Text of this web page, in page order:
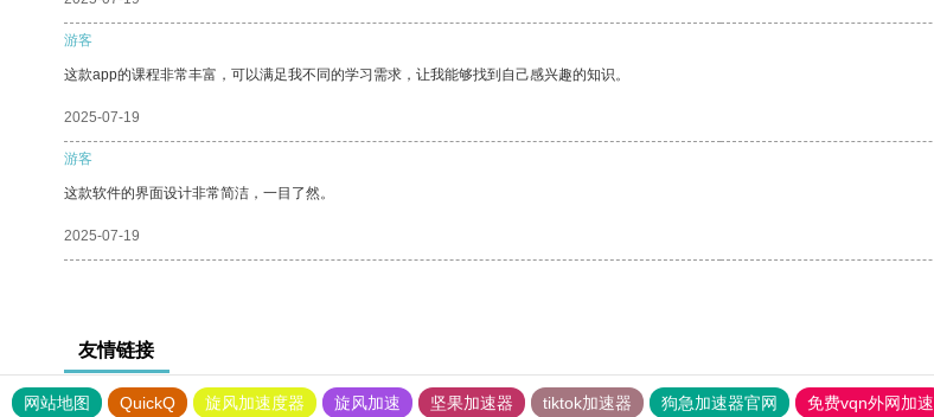
游客
这款app的课程非常丰富，可以满足我不同的学习需求，让我能够找到自己感兴趣的知识。
2025-07-19
游客
这款软件的界面设计非常简洁，一目了然。
2025-07-19
友情链接
网站地图 QuickQ 旋风加速度器 旋风加速 坚果加速器 tiktok加速器 狗急加速器官网 免费vqn外网加速